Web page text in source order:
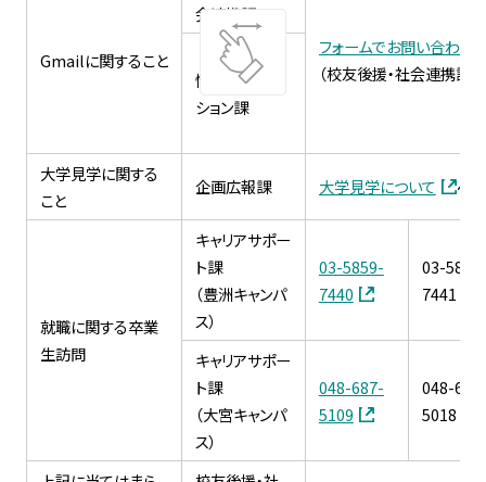
Gmailに関すること
会連携課
フォームでお問い合わせ
（校友後援・社会連携課
情報イノベー
ション課
大学見学に関する
こと
企画広報課 大学見学について ペ
就職に関する卒業
生訪問
キャリアサポー
ト課
（豊洲キャンパ
ス）
03-5859-
7440
03-5859-
7441
キャリアサポー
ト課
（大宮キャンパ
ス）
048-687-
5109
048-687-
5018